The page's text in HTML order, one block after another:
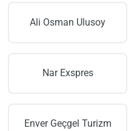
Ali Osman Ulusoy
Nar Exspres
Enver Geçgel Turizm